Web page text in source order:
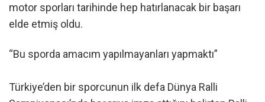
motor sporları tarihinde hep hatırlanacak bir başarı
elde etmiş oldu.
“Bu sporda amacım yapılmayanları yapmaktı”
Türkiye’den bir sporcunun ilk defa Dünya Ralli